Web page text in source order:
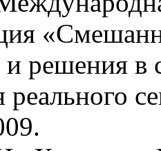
решения в
реального